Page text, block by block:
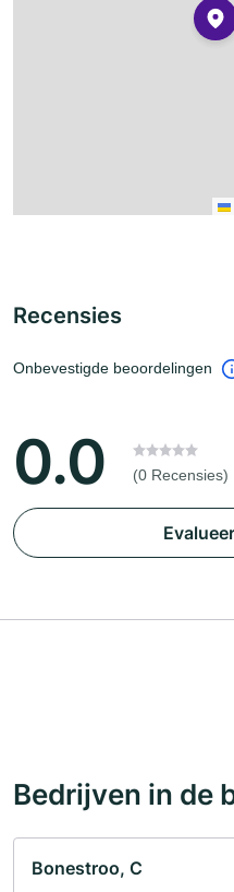
Recensies
Onbevestigde beoordelingen
0.0 (0 Recensies)
Bedrijven in de
Bonestroo, C